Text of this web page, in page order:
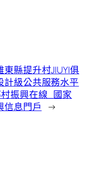
東縣提升村JIUYI俱
計級公共服務水平
村振興在線_國家
信息門戶
→